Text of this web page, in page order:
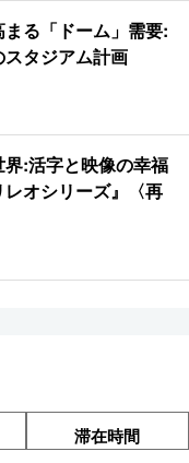
る「ドーム」需要:
タジアム計画
:活字と映像の幸福
オシリーズ』〈再
滞在時間